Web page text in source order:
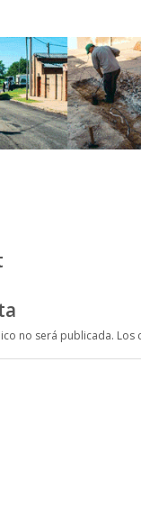
no será publicada. Los